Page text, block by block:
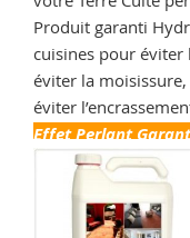
Produit garanti
cuisines pour éviter
éviter la
éviter
Effet Perlant